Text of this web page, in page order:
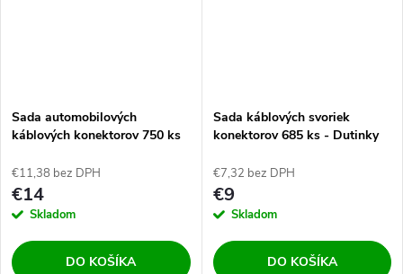
Sada automobilových
káblových konektorov 750 ks
€11,38 bez DPH
€14
Skladom
DO KOŠÍKA
Sada káblových svoriek
konektorov 685 ks - Dutinky
€7,32 bez DPH
€9
Skladom
DO KOŠÍKA